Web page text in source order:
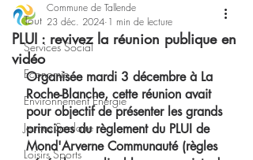
Tout
Services Social
Economie
Environnement Energie
Jeunes Scolaire
Loisirs Sports
PLUI : revivez la réunion publique en
vidéo
Commune de Tallende
23 déc. 2024 1 min de lecture
Organisée mardi 3 décembre à La
Roche-Blanche, cette réunion avait
pour objectif de présenter les grands
principes du règlement du PLUI de
Mond'Arverne Communauté (règles